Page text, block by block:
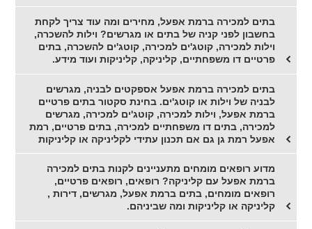
בתים למכירה ברמת אפעל, מחירים ומה עוד צריך לקחת
בחשבון לפני קניה של בתים או מגרשים? וילות להשכרה,
וילות למכירה, קוטג'ים למכירה, קוטג'ים להשכרה, בתים
פרטיים דו משפחתיים, קליניקה, קליניקות ועוד מידע.
בתים למכירה ברמת אפעל אספקטים לבניה, מגרשים
לבניה של וילות או קוטג'ים. בחינת סקטור בתים פרטיים
ברמת אפעל, וילות למכירה, קוטג'ים למכירה, מגרשים
למכירה, בתים דו משפחתיים למכירה, בתים פרטיים, רמת
אפעל רמת גן גם אם תכנון עתידי לקליניקה או קליניקות
מדוע רופאים מומחים מתעניינים לקנות בתים למכירה
ברמת אפעל עם קליניקה? רופאים, רופאים פרטיים,
רופאים מומחים, בתים ברמת אפעל, מגרשים, דירות ,
קליניקה או קליניקות ומה שביניהם.